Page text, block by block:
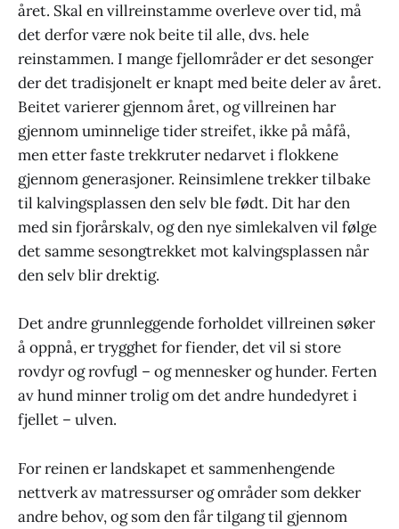
året. Skal en villreinstamme overleve over tid, må
det derfor være nok beite til alle, dvs. hele
reinstammen. I mange fjellområder er det sesonger
der det tradisjonelt er knapt med beite deler av året.
Beitet varierer gjennom året, og villreinen har
gjennom uminnelige tider streifet, ikke på måfå,
men etter faste trekkruter nedarvet i flokkene
gjennom generasjoner. Reinsimlene trekker tilbake
til kalvingsplassen den selv ble født. Dit har den
med sin fjorårskalv, og den nye simlekalven vil følge
det samme sesongtrekket mot kalvingsplassen når
den selv blir drektig.
Det andre grunnleggende forholdet villreinen søker
å oppnå, er trygghet for fiender, det vil si store
rovdyr og rovfugl – og mennesker og hunder. Ferten
av hund minner trolig om det andre hundedyret i
fjellet – ulven.
For reinen er landskapet et sammenhengende
nettverk av matressurser og områder som dekker
andre behov, og som den får tilgang til gjennom